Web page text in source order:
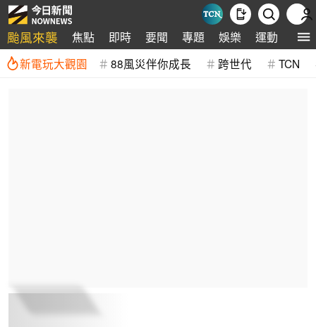
颱風來襲 焦點 即時 要聞 專題 娛樂 運動 全球
新電玩大觀園 88風災伴你成長 跨世代 TCN